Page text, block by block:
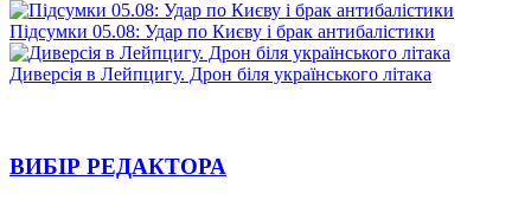
Підсумки 05.08: Удар по Києву і брак антибалістики
Диверсія в Лейпцигу. Дрон біля українського літака
ВИБІР РЕДАКТОРА